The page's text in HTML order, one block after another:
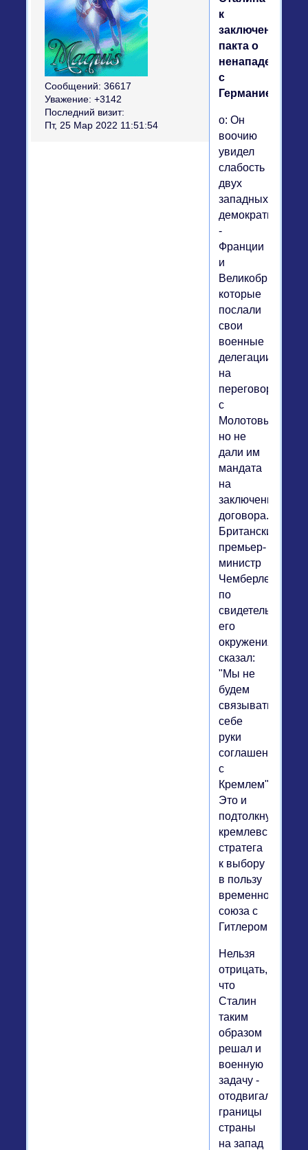
Сообщений: 36617
Уважение: +3142
Последний визит:
Пт, 25 Мар 2022 11:51:54
к
заключению
пакта о
ненападении
с
Германией?
о: Он
воочию
увидел
слабость
двух
западных
демократий
-
Франции
и
Великобритании,
которые
послали
свои
военные
делегации
на
переговоры
с
Молотовым,
но не
дали им
мандата
на
заключение
договора.
Британский
премьер-
министр
Чемберлен,
по
свидетельству
его
окружения,
сказал:
"Мы не
будем
связывать
себе
руки
соглашением
с
Кремлем".
Это и
подтолкнуло
кремлевского
стратега
к выбору
в пользу
временного
союза с
Гитлером.
Нельзя
отрицать,
что
Сталин
таким
образом
решал и
военную
задачу -
отодвигал
границы
страны
на запад